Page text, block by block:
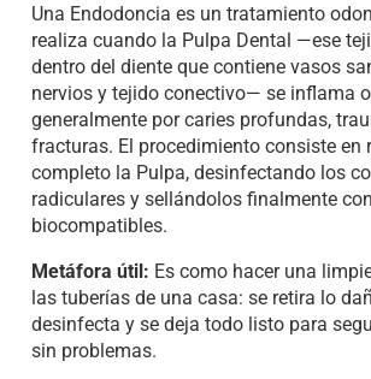
Una Endodoncia es un tratamiento
realiza cuando la Pulpa Dental —ese
dentro del diente que contiene vasos
nervios y tejido conectivo— se inflama
generalmente por caries profundas,
fracturas. El procedimiento consiste en
completo la Pulpa, desinfectando los
radiculares y sellándolos finalmente
biocompatibles.
Metáfora útil: Es como hacer una
las tuberías de una casa: se retira lo
desinfecta y se deja todo listo para
sin problemas.